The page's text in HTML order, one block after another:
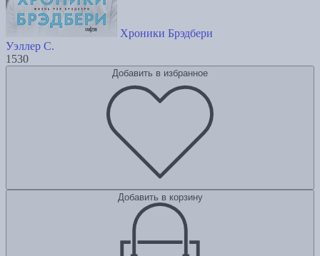
Хроники Брэдбери
Уэллер С.
1530
Добавить в избранное
Добавить в корзину